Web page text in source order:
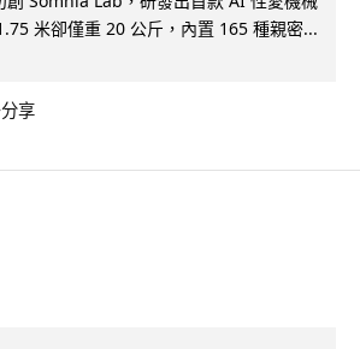
米卻僅重 20 公斤，內置 165 種親密...
分享